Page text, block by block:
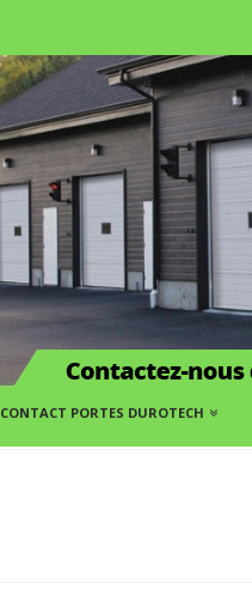
CONTACT PORTES DUROTECH